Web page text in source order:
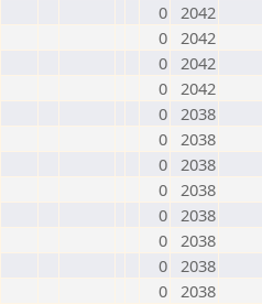
0 2042
0 2042
0 2042
0 2042
0 2038
0 2038
0 2038
0 2038
0 2038
0 2038
0 2038
0 2038